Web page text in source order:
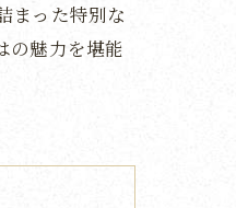
まった特別な
の魅力を堪能